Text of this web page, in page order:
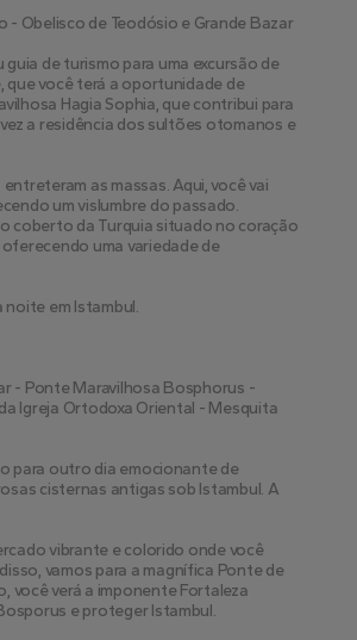
- Obelisco de Teodósio e Grande Bazar
de turismo para uma excursão de
que você terá a oportunidade de
Hagia Sophia, que contribui para
a residência dos sultões otomanos e
as massas. Aqui, você vai
um vislumbre do passado.
coberto da Turquia situado no coração
uma variedade de
em Istambul.
- Ponte Maravilhosa Bosphorus -
Igreja Ortodoxa Oriental - Mesquita
para outro dia emocionante de
cisternas antigas sob Istambul. A
vibrante e colorido onde você
vamos para a magnífica Ponte de
você verá a imponente Fortaleza
e proteger Istambul.